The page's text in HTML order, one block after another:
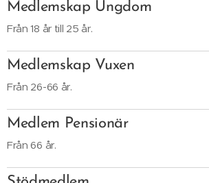
Medlemskap Ungdom
Från 18 år till 25 år.
Medlemskap Vuxen
Från 26-66 år.
Medlem Pensionär
Från 66 år.